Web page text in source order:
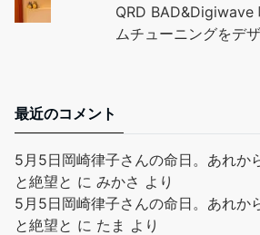
QRD BAD&Digiwave
ムチューニングをデ
最近のコメント
5月5日岡崎律子さんの命日。あれか
と絶望と に みかさ より
5月5日岡崎律子さんの命日。あれか
と絶望と に たま より